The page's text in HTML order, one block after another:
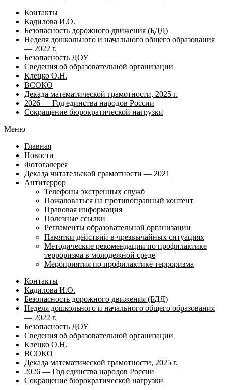
Контакты
Кадилова И.О.
Безопасность дорожного движения (БДД)
Неделя дошкольного и начального общего образования
— 2022 г.
Безопасность ДОУ
Сведения об образовательной организации
Клецко О.Н.
ВСОКО
Декада математической грамотности, 2025 г.
2026 — Год единства народов России
Сокращение бюрократической нагрузки
Меню
Главная
Новости
Фотогалерея
Декада читательской грамотности — 2021
Антитеррор
Телефоны экстренных служб
Пожаловаться на противоправный контент
Правовая информация
Полезные ссылки
Регламенты образовательной организации
Памятки действий в чрезвычайных ситуациях
Методические рекомендации по профилактике
терроризма в молодежной среде
Мероприятия по профилактике терроризма
Контакты
Кадилова И.О.
Безопасность дорожного движения (БДД)
Неделя дошкольного и начального общего образования
— 2022 г.
Безопасность ДОУ
Сведения об образовательной организации
Клецко О.Н.
ВСОКО
Декада математической грамотности, 2025 г.
2026 — Год единства народов России
Сокращение бюрократической нагрузки